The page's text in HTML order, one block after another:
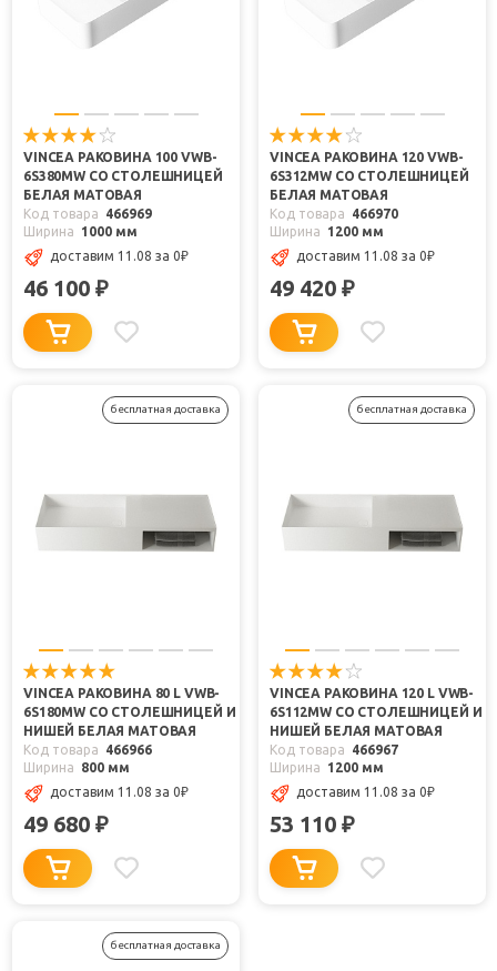
VINCEA РАКОВИНА 100 VWB-
6S380MW СО СТОЛЕШНИЦЕЙ
БЕЛАЯ МАТОВАЯ
Код товара
466969
Ширина
1000 мм
доставим 11.08 за 0₽
46 100 ₽
VINCEA РАКОВИНА 120 VWB-
6S312MW СО СТОЛЕШНИЦЕЙ
БЕЛАЯ МАТОВАЯ
Код товара
466970
Ширина
1200 мм
доставим 11.08 за 0₽
49 420 ₽
бесплатная доставка
VINCEA РАКОВИНА 80 L VWB-
6S180MW СО СТОЛЕШНИЦЕЙ И
НИШЕЙ БЕЛАЯ МАТОВАЯ
Код товара
466966
Ширина
800 мм
доставим 11.08 за 0₽
49 680 ₽
бесплатная доставка
VINCEA РАКОВИНА 120 L VWB-
6S112MW СО СТОЛЕШНИЦЕЙ И
НИШЕЙ БЕЛАЯ МАТОВАЯ
Код товара
466967
Ширина
1200 мм
доставим 11.08 за 0₽
53 110 ₽
бесплатная доставка